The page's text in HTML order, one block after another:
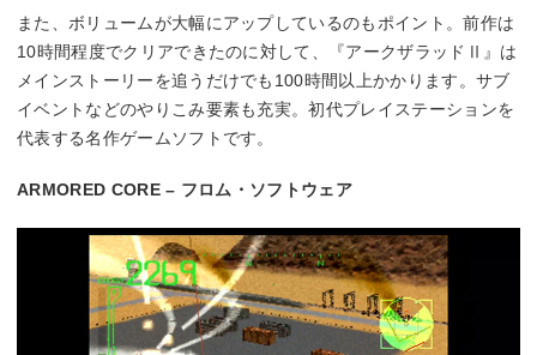
また、ボリュームが大幅にアップしているのもポイント。前作は
10時間程度でクリアできたのに対して、『アークザラッドⅡ』は
メインストーリーを追うだけでも100時間以上かかります。サブ
イベントなどのやりこみ要素も充実。初代プレイステーションを
代表する名作ゲームソフトです。
ARMORED CORE – フロム・ソフトウェア